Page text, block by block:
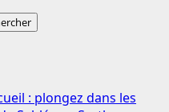
: plongez dans les